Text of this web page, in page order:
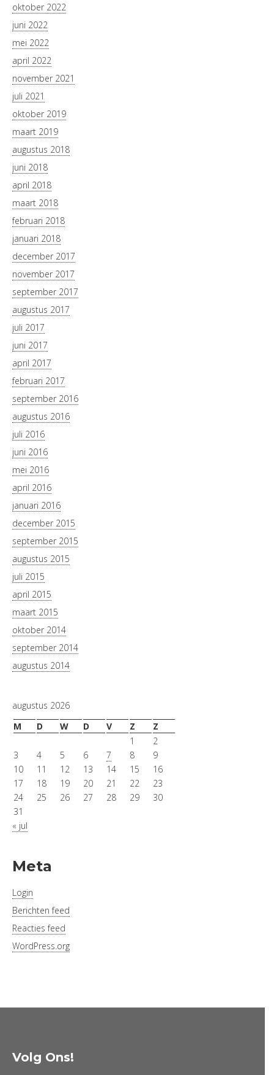
oktober 2022
juni 2022
mei 2022
april 2022
november 2021
juli 2021
oktober 2019
maart 2019
augustus 2018
juni 2018
april 2018
maart 2018
februari 2018
januari 2018
december 2017
november 2017
september 2017
augustus 2017
juli 2017
juni 2017
april 2017
februari 2017
september 2016
augustus 2016
juli 2016
juni 2016
mei 2016
april 2016
januari 2016
december 2015
september 2015
augustus 2015
juli 2015
april 2015
maart 2015
oktober 2014
september 2014
augustus 2014
augustus 2026
M
D W D V Z
Z
1
2
3
4 5 6 7 8
9
10
11 12 13 14 15
16
17
18 19 20 21 22
23
24
25 26 27 28 29
30
31
« jul
Meta
Login
Berichten feed
Reacties feed
WordPress.org
Volg Ons!